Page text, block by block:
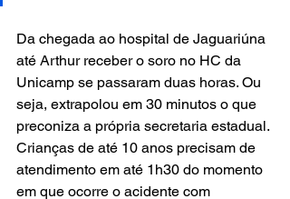
Da chegada ao hospital de Jaguariúna
até Arthur receber o soro no HC da
Unicamp se passaram duas horas. Ou
seja, extrapolou em 30 minutos o que
preconiza a própria secretaria estadual.
Crianças de até 10 anos precisam de
atendimento em até 1h30 do momento
em que ocorre o acidente com